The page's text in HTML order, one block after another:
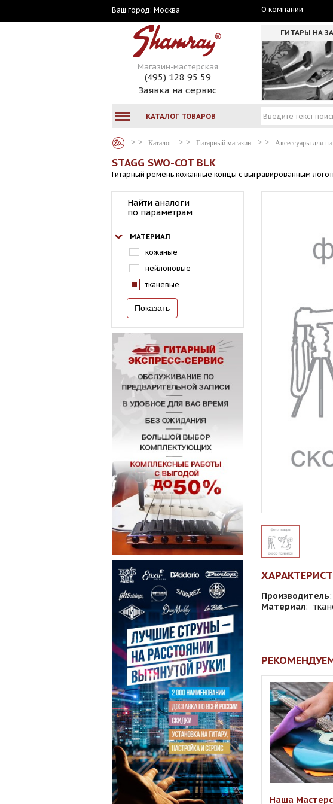
Ваш город: Москва О компании
Магазин-мастерская
(495) 128 95 59
Заявка на сервис
ГИТАРЫ НА
КАТАЛОГ ТОВАРОВ
Каталог Гитарный магазин Аксессуары для
STAGG SWO-COT BLK
Гитарный ремень,кожанные концы с выгравированным
Найти аналоги
по параметрам
МАТЕРИАЛ
кожаные
нейлоновые
тканевые
Производитель:
Материал:
Наша